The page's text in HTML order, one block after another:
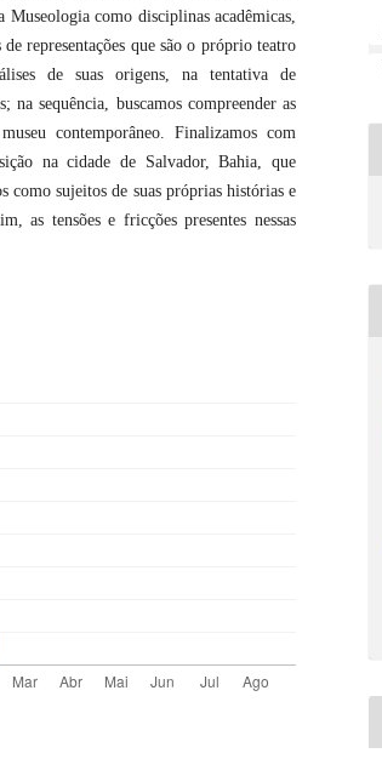
como disciplinas acadêmicas,
representações que são o próprio teatro
de suas origens, na tentativa de
na sequência, buscamos compreender as
contemporâneo. Finalizamos com
na cidade de Salvador, Bahia, que
como sujeitos de suas próprias histórias e
as tensões e fricções presentes nessas